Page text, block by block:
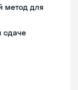
метод для
сдаче